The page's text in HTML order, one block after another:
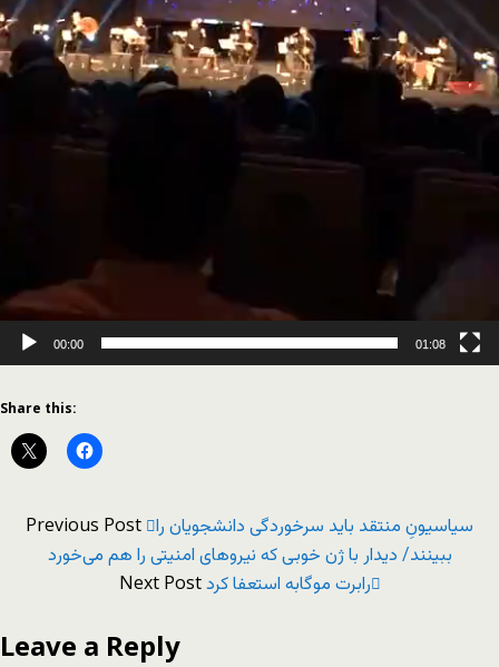
00:00 01:08
Share this:
Previous Post سیاسیونِ منتقد باید سرخوردگی دانشجویان را
ببینند/ دیدار با ژن خوبی که نیروهای امنیتی را هم می‌خورد
Next Postرابرت موگابه استعفا کرد
Leave a Reply